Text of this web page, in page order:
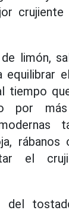
limón,
equilibrar
tiempo
por más
rábanos
el
del